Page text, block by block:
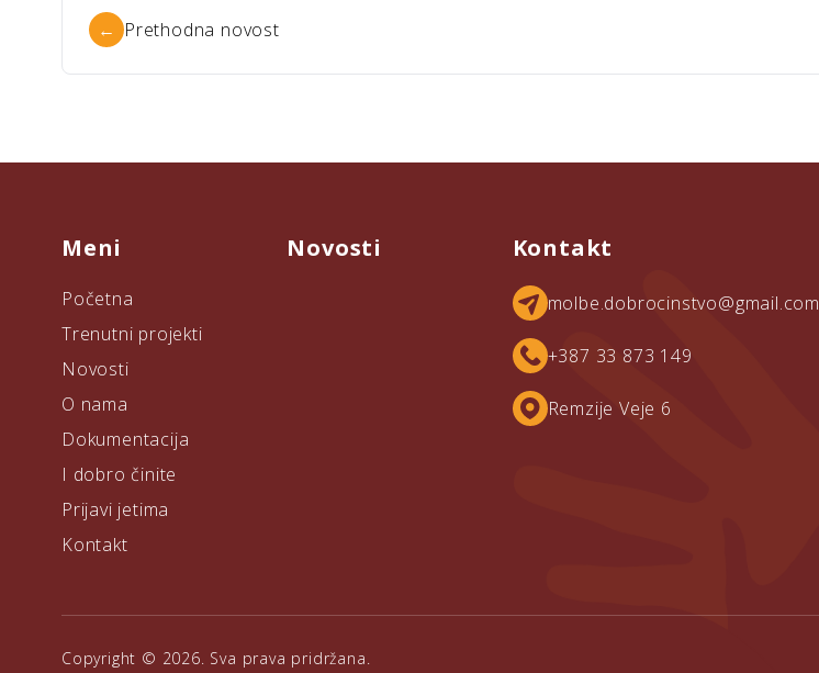
← Prethodna novost
Meni
Početna
Trenutni projekti
Novosti
O nama
Dokumentacija
I dobro činite
Prijavi jetima
Kontakt
Novosti Kontakt
molbe.dobrocinstvo@gmail.com
+387 33 873 149
Remzije Veje 6
Copyright © 2026. Sva prava pridržana.